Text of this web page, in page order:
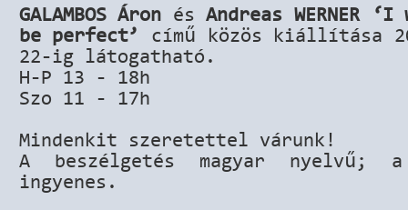
GALAMBOS Áron ésAndreas WERNER
be perfect’
című közös kiállítása
22-ig látogatható.
H-P 13 - 18h
Szo 11 - 17h
Mindenkit szeretettel várunk!
A beszélgetés magyar nyelvű;
ingyenes.